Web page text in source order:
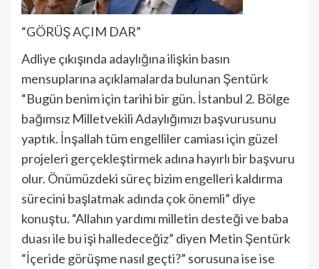
“GÖRÜŞ AÇIM DAR”
Adliye çıkışında adaylığına ilişkin basın
mensuplarına açıklamalarda bulunan Şentürk
“Bugün benim için tarihi bir gün. İstanbul 2. Bölge
bağımsız Milletvekili Adaylığımızı başvurusunu
yaptık. İnşallah tüm engelliler camiası için güzel
projeleri gerçekleştirmek adına hayırlı bir başvuru
olur. Önümüzdeki süreç bizim engelleri kaldırma
sürecini başlatmak adında çok önemli” diye
konuştu. “Allahın yardımı milletin desteği ve baba
duası ile bu işi halledeceğiz” diyen Metin Şentürk
“İçeride görüşme nasıl geçti?” sorusuna ise ise